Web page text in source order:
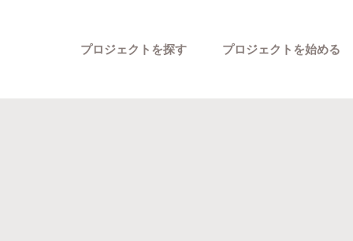
プロジェクトを探す プロジェクトを始める